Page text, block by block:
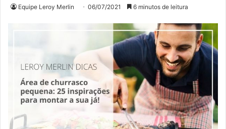
Equipe Leroy Merlin 06/07/2021 6 minutos de leitura